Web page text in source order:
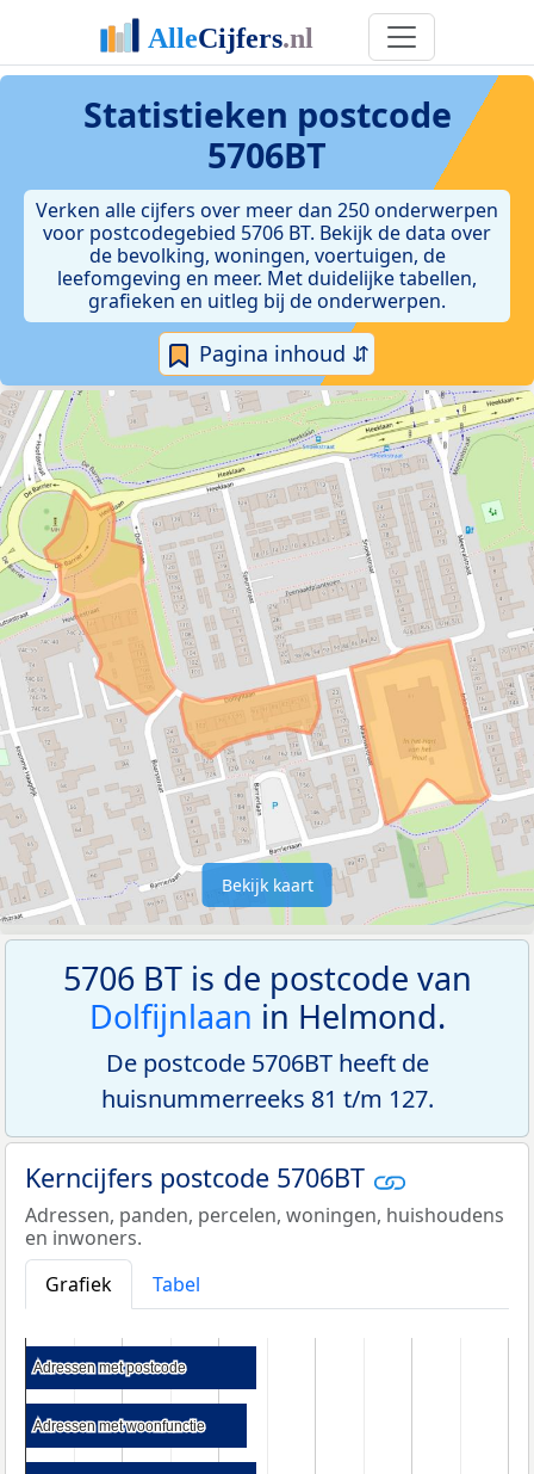
Statistieken postcode
5706BT
Verken alle cijfers over meer dan 250 onderwerpen
voor postcodegebied 5706 BT. Bekijk de data over
de bevolking, woningen, voertuigen, de
leefomgeving en meer. Met duidelijke tabellen,
grafieken en uitleg bij de onderwerpen.
Pagina inhoud ⇵
Bekijk kaart
5706 BT is de postcode van
Dolfijnlaan in Helmond.
De postcode 5706BT heeft de
huisnummerreeks 81 t/m 127.
Kerncijfers postcode 5706BT
Adressen, panden, percelen, woningen, huishoudens
en inwoners.
Grafiek
Tabel
Adressen met postcode
Adressen met postcode
Adressen met woonfunctie
Adressen met woonfunctie